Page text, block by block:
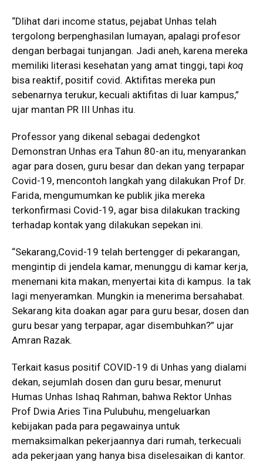
“Dlihat dari income status, pejabat Unhas telah
tergolong berpenghasilan lumayan, apalagi profesor
dengan berbagai tunjangan. Jadi aneh, karena mereka
memiliki literasi kesehatan yang amat tinggi, tapi koq
bisa reaktif, positif covid. Aktifitas mereka pun
sebenarnya terukur, kecuali aktifitas di luar kampus,”
ujar mantan PR III Unhas itu.
Professor yang dikenal sebagai dedengkot
Demonstran Unhas era Tahun 80-an itu, menyarankan
agar para dosen, guru besar dan dekan yang terpapar
Covid-19, mencontoh langkah yang dilakukan Prof Dr.
Farida, mengumumkan ke publik jika mereka
terkonfirmasi Covid-19, agar bisa dilakukan tracking
terhadap kontak yang dilakukan sepekan ini.
“Sekarang,Covid-19 telah bertengger di pekarangan,
mengintip di jendela kamar, menunggu di kamar kerja,
menemani kita makan, menyertai kita di kampus. Ia tak
lagi menyeramkan. Mungkin ia menerima bersahabat.
Sekarang kita doakan agar para guru besar, dosen dan
guru besar yang terpapar, agar disembuhkan?” ujar
Amran Razak.
Terkait kasus positif COVID-19 di Unhas yang dialami
dekan, sejumlah dosen dan guru besar, menurut
Humas Unhas Ishaq Rahman, bahwa Rektor Unhas
Prof Dwia Aries Tina Pulubuhu, mengeluarkan
kebijakan pada para pegawainya untuk
memaksimalkan pekerjaannya dari rumah, terkecuali
ada pekerjaan yang hanya bisa diselesaikan di kantor.